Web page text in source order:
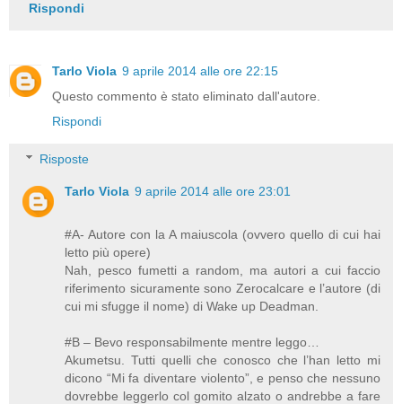
Rispondi
Tarlo Viola 9 aprile 2014 alle ore 22:15
Questo commento è stato eliminato dall'autore.
Rispondi
Risposte
Tarlo Viola 9 aprile 2014 alle ore 23:01
#A- Autore con la A maiuscola (ovvero quello di cui hai
letto più opere)
Nah, pesco fumetti a random, ma autori a cui faccio
riferimento sicuramente sono Zerocalcare e l’autore (di
cui mi sfugge il nome) di Wake up Deadman.
#B – Bevo responsabilmente mentre leggo…
Akumetsu. Tutti quelli che conosco che l’han letto mi
dicono “Mi fa diventare violento”, e penso che nessuno
dovrebbe leggerlo col gomito alzato o andrebbe a fare